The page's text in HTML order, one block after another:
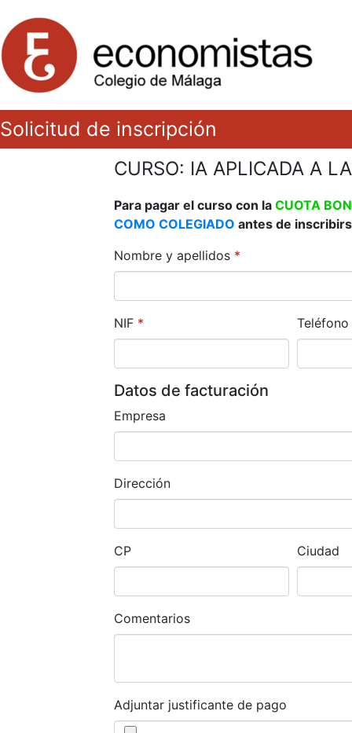
Solicitud de inscripción
CURSO: IA APLICADA A
Para pagar el curso con la CUOTA
COMO COLEGIADO antes de
Nombre y apellidos *
NIF *
Datos de facturación
Empresa
Dirección
CP Ciudad
Comentarios
Adjuntar justificante de pago